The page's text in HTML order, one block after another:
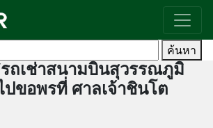
ค้นหา
ถเช่าสนามบินสุวรรณภูมิ
ขอพรที่ ศาลเจ้าชินโต